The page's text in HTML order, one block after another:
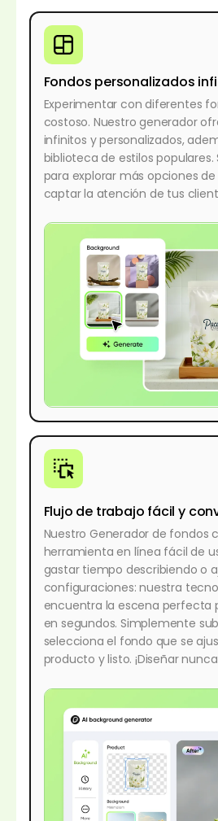
Fondos personalizados
Experimentar con diferentes
costoso. Nuestro generador
infinitos y personalizados,
biblioteca de estilos
para explorar más opciones
captar la atención de tus
Flujo de trabajo fácil y
Nuestro Generador de fondos
herramienta en línea fácil de
gastar tiempo describiendo o
configuraciones: nuestra
encuentra la escena perfecta
en segundos. Simplemente
selecciona el fondo que se
producto y listo. ¡Diseñar